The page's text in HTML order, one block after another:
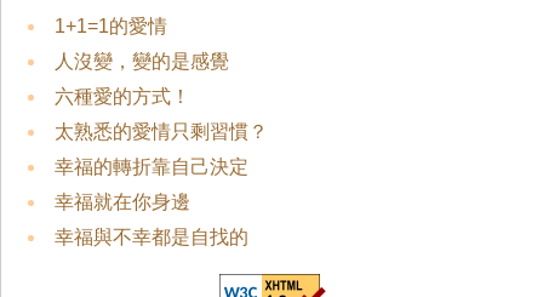
1+1=1的愛情
人沒變，變的是感覺
六種愛的方式！
太熟悉的愛情只剩習慣？
幸福的轉折靠自己決定
幸福就在你身邊
幸福與不幸都是自找的